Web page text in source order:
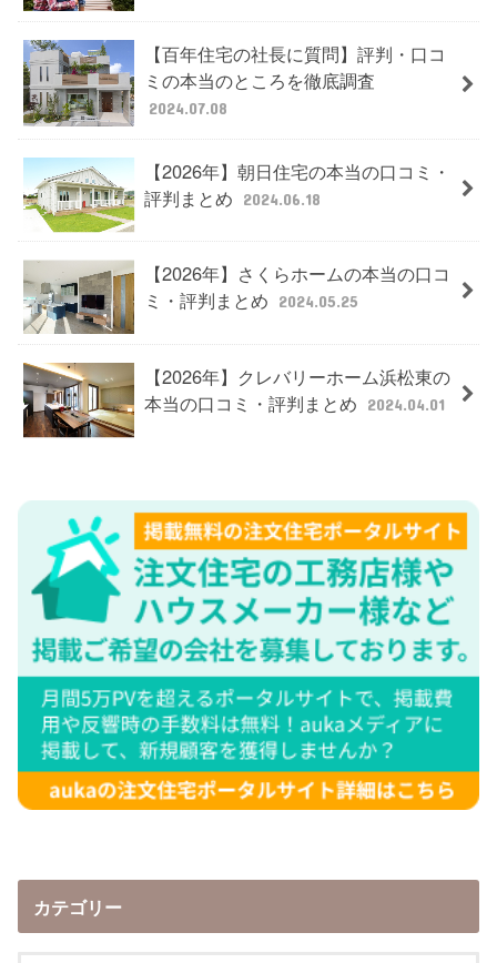
【百年住宅の社長に質問】評判・口コ
ミの本当のところを徹底調査
2024.07.08
【2026年】朝日住宅の本当の口コミ・
評判まとめ
2024.06.18
【2026年】さくらホームの本当の口コ
ミ・評判まとめ
2024.05.25
【2026年】クレバリーホーム浜松東の
本当の口コミ・評判まとめ
2024.04.01
カテゴリー